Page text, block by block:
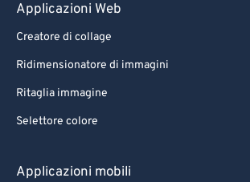
Applicazioni Web
Creatore di collage
Ridimensionatore di immagini
Ritaglia immagine
Selettore colore
Applicazioni mobili